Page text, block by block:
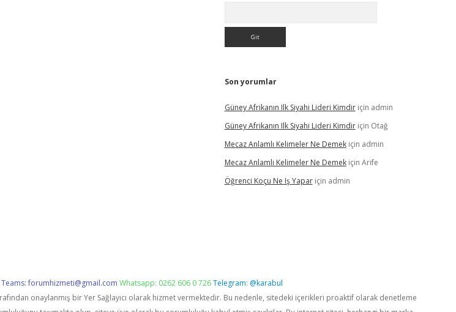
Son yorumlar
Güney Afrikanın Ilk Siyahi Lideri Kimdiriçin admin
Güney Afrikanın Ilk Siyahi Lideri Kimdiriçin Otağ
Mecaz Anlamlı Kelimeler Ne Demekiçin admin
Mecaz Anlamlı Kelimeler Ne Demekiçin Arife
Öğrenci Koçu Ne Iş Yapariçin admin
Teams:forumhizmeti@gmail.com Whatsapp: 0262 606 0 726Telegram: @karabul
onaylanmış bir Yer Sağlayıcı olarak hizmet vermektedir. Bu nedenle, sitedeki içerikleri proaktif olarak denetleme